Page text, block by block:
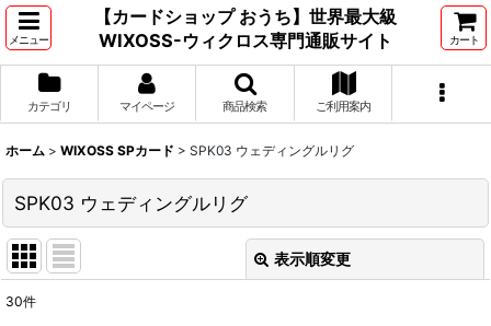
メニュー
【カードショップ おうち】世界最大級
WIXOSS-ウィクロス専門通販サイト
カート
カテゴリ マイページ 商品検索 ご利用案内
ホーム > WIXOSS SPカード > SPK03 ウェディングルリグ
SPK03 ウェディングルリグ
表示順変更
30件